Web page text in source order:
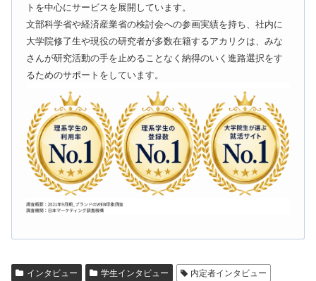
トを中心にサービスを展開しています。
文部科学省や経済産業省の検討会への参画実績を持ち、社内に
大学院修了生や現役の研究者が多数在籍するアカリクは、みな
さんが研究活動の手を止めることなく納得のいく進路選択をす
るためのサポートをしています。
インタビュー 学生インタビュー 内定者インタビュー